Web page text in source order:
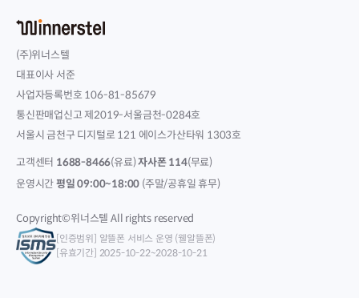
(주)위너스텔
대표이사 서준
사업자등록번호 106-81-85679
통신판매업신고 제2019-서울금천-0284호
서울시 금천구 디지털로 121 에이스가산타워 1303호
고객센터 1688-8466(유료)자사폰 114(무료)
운영시간평일 09:00~18:00 (주말/공휴일 휴무)
Copyright©위너스텔 All rights reserved
[인증범위] 알뜰폰 서비스 운영 (웰알뜰폰)
[유효기간] 2025-10-22~2028-10-21